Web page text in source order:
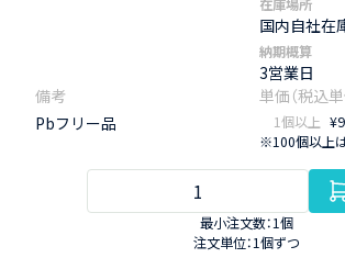
国内自社在
納期概算
3営業日
Pbフリー品 1個以上
※100個以上
最小注文数：1個
注文単位：1個ずつ